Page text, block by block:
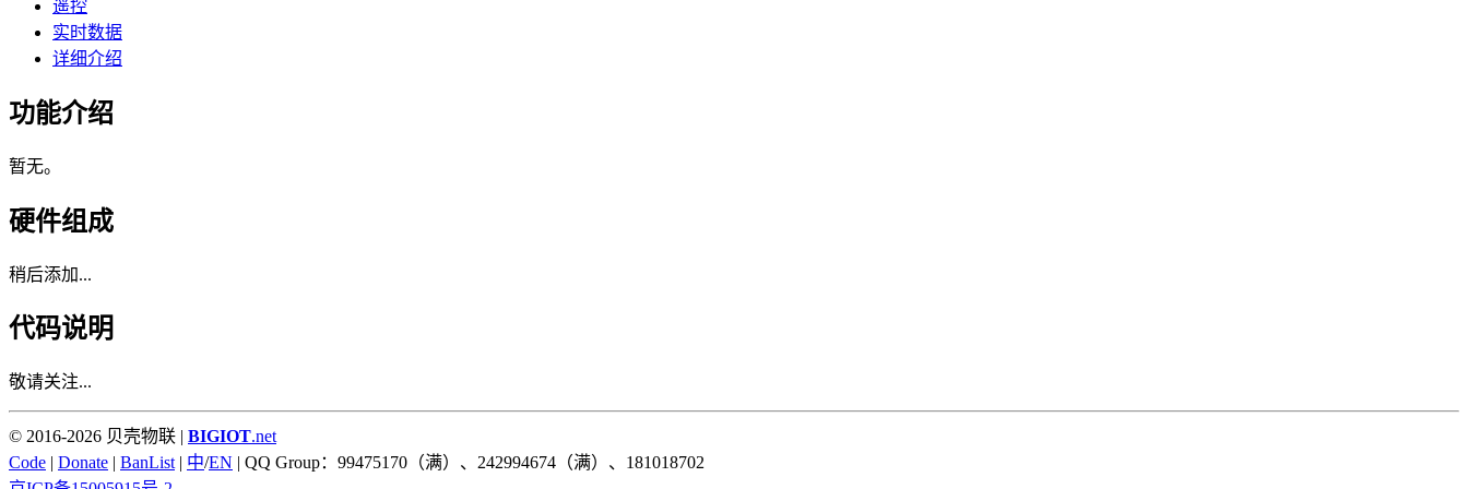
遥控
实时数据
详细介绍
功能介绍
暂无。
硬件组成
稍后添加...
代码说明
敬请关注...
© 2016-2026 贝壳物联 | BIGIOT.net
Code | Donate | BanList | 中/EN | QQ Group：99475170（满）、242994674（满）、181018702